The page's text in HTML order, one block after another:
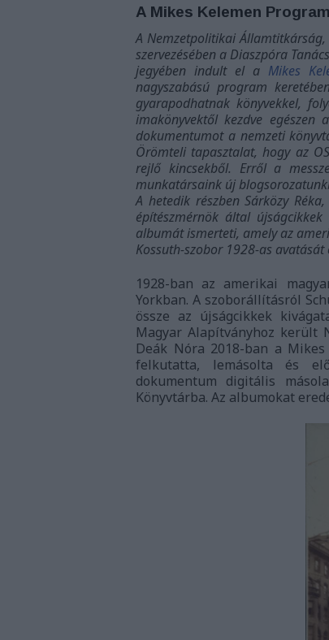
A Mikes Kelemen
A Nemzetpolitikai
szervezésében a Diaszpóra
jegyében indult el a Mikes
nagyszabású program
gyarapodhatnak könyvekkel,
imakönyvektől kezdve egészen
dokumentumot a nemzeti
Örömteli tapasztalat, hogy az
rejlő kincsekből. Erről a
munkatársaink új
A hetedik részbenSárközy
építészmérnök által
albumát ismerteti, amely az
Kossuth-szobor 1928-as
1928-ban az amerikai
Yorkban. A szoborállításról
össze az újságcikkek
Magyar Alapítványhoz került
Deák Nóra 2018-ban a
felkutatta, lemásolta és
dokumentum digitális
Könyvtárba. Az albumokat